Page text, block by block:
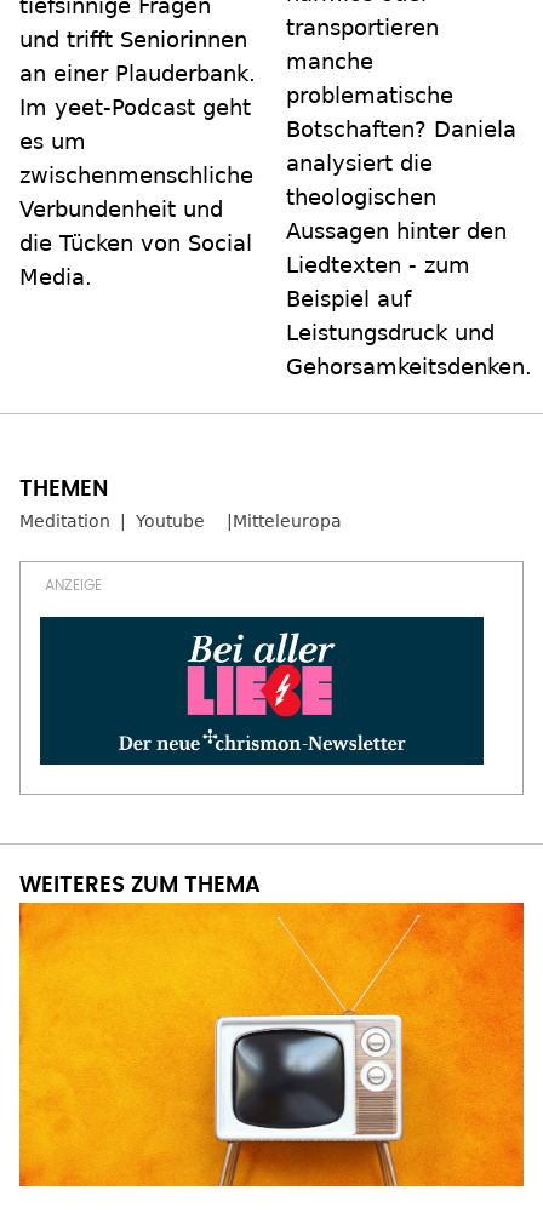
tiefsinnige Fragen
und trifft Seniorinnen
an einer Plauderbank.
Im yeet-Podcast geht
es um
zwischenmenschliche
Verbundenheit und
die Tücken von Social
Media.
transportieren
manche
problematische
Botschaften? Daniela
analysiert die
theologischen
Aussagen hinter den
Liedtexten - zum
Beispiel auf
Leistungsdruck und
Gehorsamkeitsdenken.
Meditation Youtube Mitteleuropa
WEITERES ZUM THEMA